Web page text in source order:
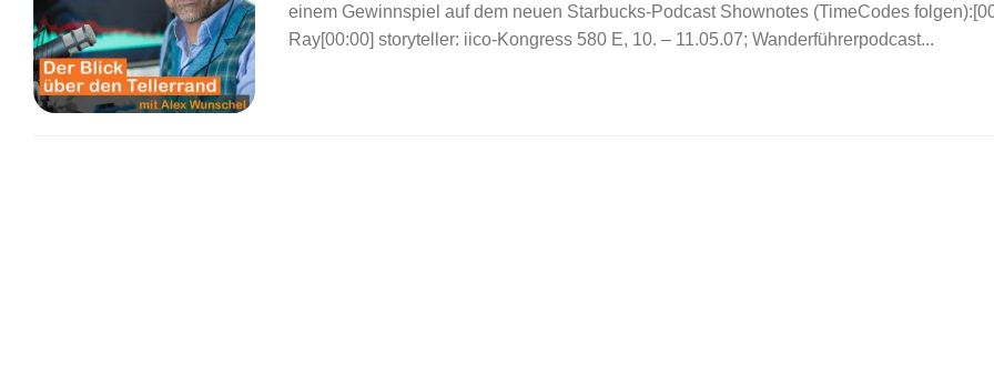
einem Gewinnspiel auf dem neuen Starbucks-Podcast Shownotes (TimeCodes
Ray[00:00] storyteller: iico-Kongress 580 E, 10. – 11.05.07; Wanderführerpodcast...